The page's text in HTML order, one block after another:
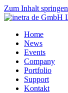
Zum Inhalt springen
Home
News
Events
Company
Portfolio
Support
Kontakt